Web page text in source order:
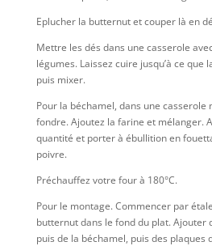
Eplucher la butternut et couper là en
Mettre les dés dans une casserole
légumes. Laissez cuire jusqu’à ce
puis mixer.
Pour la béchamel, dans une
fondre. Ajoutez la farine et mélanger.
quantité et porter à ébullition en
poivre.
Préchauffez votre four à 180°C.
Pour le montage. Commencer par
butternut dans le fond du plat. Ajouter
puis de la béchamel, puis des plaques